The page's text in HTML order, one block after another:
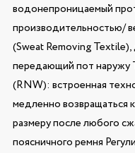
водонепроницаемый
производительностью/
(Sweat Removing
передающий пот наружу
(RNW): встроенная
медленно возвращаться
размеру после любого
поясничного ремня